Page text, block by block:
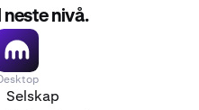
nivå.
Selskap